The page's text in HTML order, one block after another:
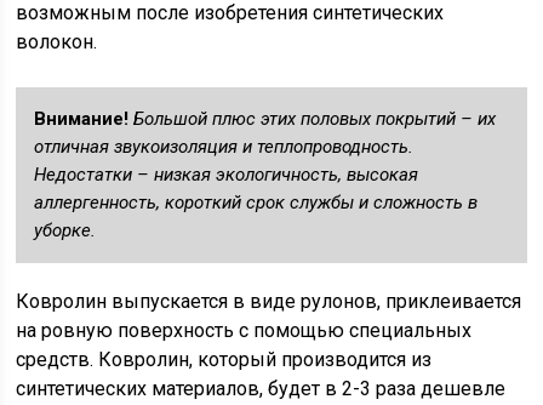
возможным после изобретения синтетических
волокон.
Внимание! Большой плюс этих половых покрытий – их
отличная звукоизоляция и теплопроводность.
Недостатки – низкая экологичность, высокая
аллергенность, короткий срок службы и сложность в
уборке.
Ковролин выпускается в виде рулонов, приклеивается
на ровную поверхность с помощью специальных
средств. Ковролин, который производится из
синтетических материалов, будет в 2-3 раза дешевле